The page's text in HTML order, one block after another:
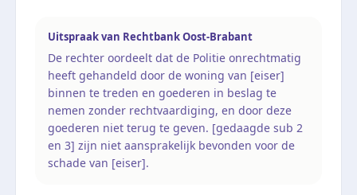
Uitspraak van Rechtbank Oost-Brabant
De rechter oordeelt dat de Politie onrechtmatig
heeft gehandeld door de woning van [eiser]
binnen te treden en goederen in beslag te
nemen zonder rechtvaardiging, en door deze
goederen niet terug te geven. [gedaagde sub 2
en 3] zijn niet aansprakelijk bevonden voor de
schade van [eiser].